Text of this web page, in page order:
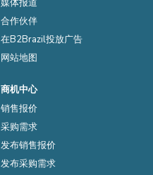
媒体报道
合作伙伴
在B2Brazil投放广告
网站地图
商机中心
销售报价
采购需求
发布销售报价
发布采购需求